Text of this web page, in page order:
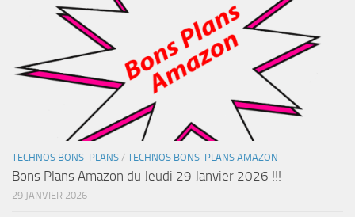
TECHNOS BONS-PLANS / TECHNOS BONS-PLANS AMAZON
Bons Plans Amazon du Jeudi 29 Janvier 2026 !!!
29 JANVIER 2026